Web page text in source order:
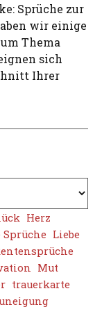
Sprüche zur
wir einige
Thema
sich
Ihrer
Herz
Sprüche Liebe
Mut
trauerkarte